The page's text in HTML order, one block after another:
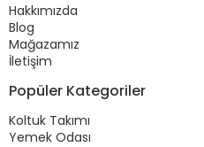
Hakkımızda
Blog
Mağazamız
İletişim
Popüler Kategoriler
Koltuk Takımı
Yemek Odası